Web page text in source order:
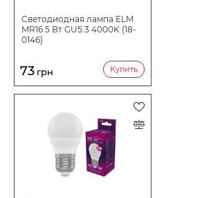
Светодиодная лампа ELM
MR16 5 Вт GU5.3 4000K (18-
0146)
73 грн Купить